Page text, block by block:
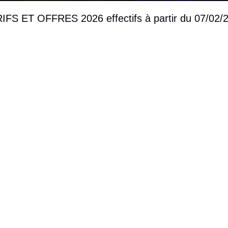
ET OFFRES 2026 effectifs à partir du 07/02/